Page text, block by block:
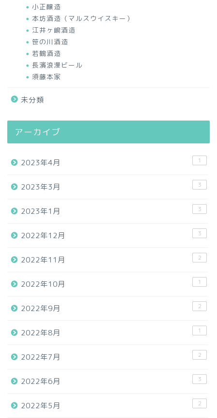
小正醸造
本坊酒造（マルスウイスキー）
江井ヶ嶋酒造
笹の川酒造
若鶴酒造
長濱浪漫ビール
須藤本家
未分類
アーカイブ
2023年4月 1
2023年3月 3
2023年1月 3
2022年12月 3
2022年11月 2
2022年10月 1
2022年9月 2
2022年8月 1
2022年7月 2
2022年6月 3
2022年5月 2